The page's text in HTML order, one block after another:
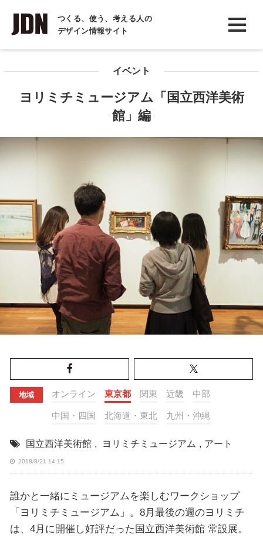
つくる、使う、考える人の
デザイン情報サイト
INTERVIEW
インタビュー
イベント
ヨリミチミュージアム「国立西洋美術
館」編
地域 オンライン 東京都 関東 近畿 中部
中国・四国 北海道・東北 九州・沖縄
国立西洋美術館 , ヨリミチミュージアム , アート
2018/8/21 14:15
誰かと一緒にミュージアムを楽しむワークショップ
「ヨリミチミュージアム」。8月最後の週のヨリミチ
は、4月に開催し好評だった国立西洋美術館 常設展。